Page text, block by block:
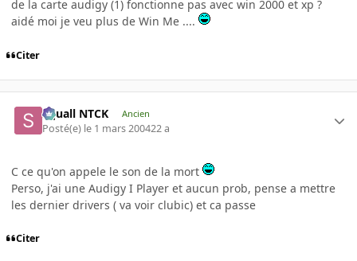
de la carte audigy (1) fonctionne pas avec win 2000 et xp ?
aidé moi je veu plus de Win Me ....
Citer
Squall NTCK Ancien
Posté(e) le 1 mars 200422 a
C ce qu'on appele le son de la mort
Perso, j'ai une Audigy I Player et aucun prob, pense a mettre
les dernier drivers ( va voir clubic) et ca passe
Citer